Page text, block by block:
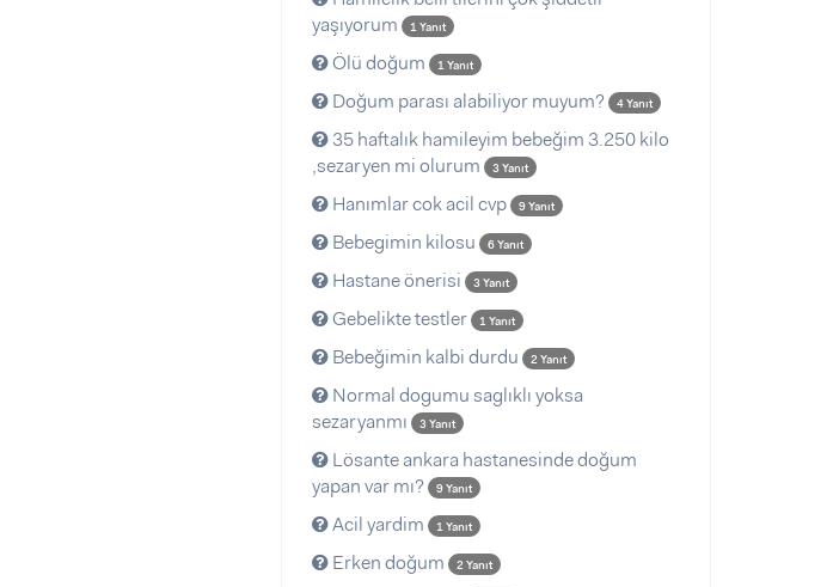
yaşıyorum
1 Yanıt
Ölü doğum 1 Yanıt
Doğum parası alabiliyor muyum? 4 Yanıt
35 haftalık hamileyim bebeğim 3.250 kilo
,sezaryen mi olurum
3 Yanıt
Hanımlar cok acil cvp 9 Yanıt
Bebegimin kilosu 6 Yanıt
Hastane önerisi 3 Yanıt
Gebelikte testler 1 Yanıt
Bebeğimin kalbi durdu 2 Yanıt
Normal dogumu saglıklı yoksa
sezaryanmı
3 Yanıt
Lösante ankara hastanesinde doğum
yapan var mı?
9 Yanıt
Acil yardim 1 Yanıt
Erken doğum 2 Yanıt